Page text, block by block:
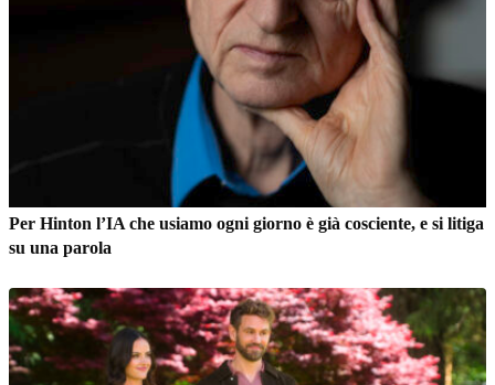
Per Hinton l’IA che usiamo ogni giorno è già cosciente, e si litiga
su una parola